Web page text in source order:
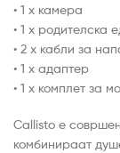
• 1 x камера
• 1 x родителска
• 2 x кабли за
• 1 x адаптер
• 1 x комплет за
Callisto е
комбинираат